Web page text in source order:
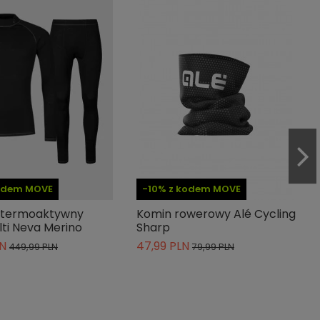
MOVE
Neva Merino
449,99 PLN
-10% z kodem MOVE
Komin rowerowy Alé Cycling
Sharp
47,99 PLN 79,99 PLN